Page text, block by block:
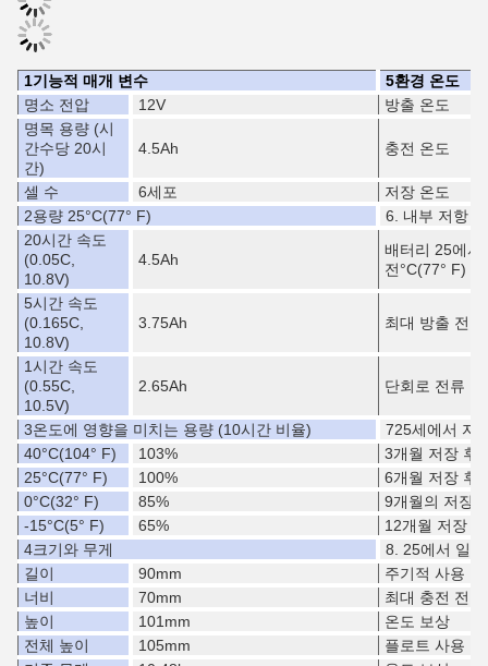
1기능적 매개 변수
5환경 온도
명소 전압
12V
방출 온도
명목 용량 (시
간수당 20시
간)
4.5Ah 충전 온도
셀 수 6세포
저장 온도
2용량 25°C(77° F)
6. 내부 저항 &
20시간 속도
(0.05C,
10.8V)
4.5Ah
배터리 25에서
전°C(77° F)
5시간 속도
(0.165C,
10.8V)
3.75Ah 최대 방출 전류
1시간 속도
(0.55C,
10.5V)
2.65Ah 단회로 전류
3온도에 영향을 미치는 용량 (10시간 비율)
725세에서 자
40°C(104° F) 103%
3개월 저장 후
25°C(77° F) 100%
6개월 저장 후
0°C(32° F) 85%
9개월의 저장
-15°C(5° F) 65%
12개월 저장
4크기와 무게
8. 25에서 일
길이
90mm
주기적 사용
너비
70mm
최대 충전 전류
높이
101mm
온도 보상
전체 높이
105mm
플로트 사용